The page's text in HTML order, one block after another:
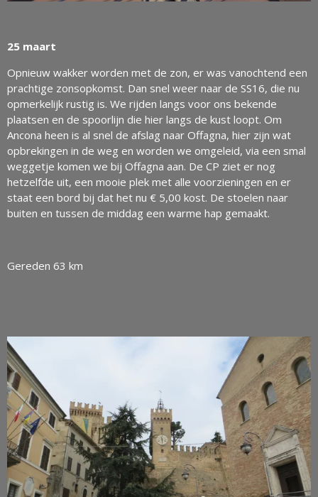
25 maart
Opnieuw wakker worden met de zon, er was vanochtend een
prachtige zonsopkomst. Dan snel weer naar de SS16, die nu
opmerkelijk rustig is. We rijden langs voor ons bekende
plaatsen en de spoorlijn die hier langs de kust loopt. Om
Ancona heen is al snel de afslag naar Offagna, hier zijn wat
opbrekingen in de weg en worden we omgeleid, via een smal
weggetje komen we bij Offagna aan. De CP ziet er nog
hetzelfde uit, een mooie plek met alle voorzieningen en er
staat een bord bij dat het nu € 5,00 kost. De stoelen naar
buiten en tussen de middag een warme hap gemaakt.
Gereden 63 km